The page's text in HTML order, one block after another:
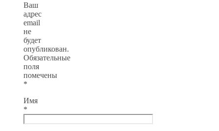
Ваш
адрес
email
не
будет
опубликован.
Обязательные
поля
помечены
*
Имя
*